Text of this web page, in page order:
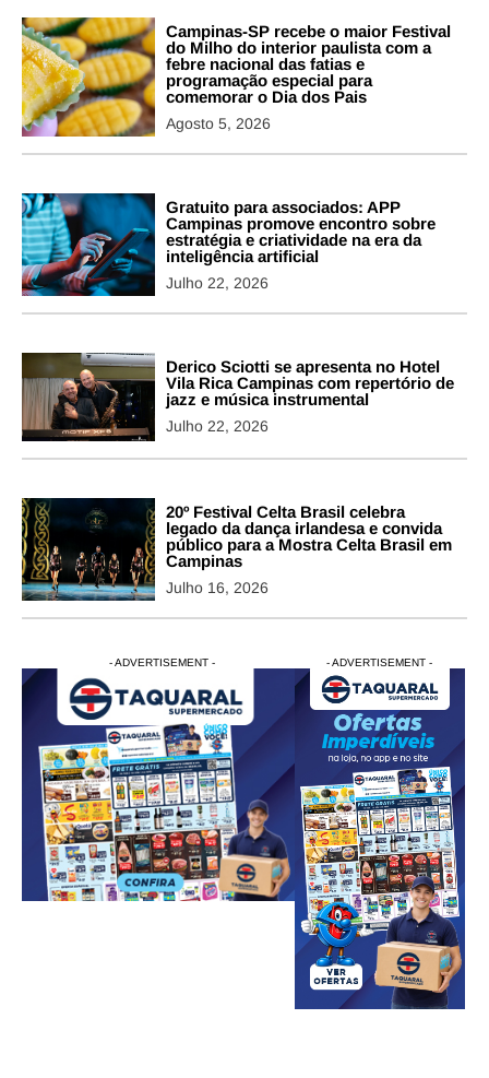
Campinas-SP recebe o maior Festival
do Milho do interior paulista com a
febre nacional das fatias e
programação especial para
comemorar o Dia dos Pais
Agosto 5, 2026
Gratuito para associados: APP
Campinas promove encontro sobre
estratégia e criatividade na era da
inteligência artificial
Julho 22, 2026
Derico Sciotti se apresenta no Hotel
Vila Rica Campinas com repertório de
jazz e música instrumental
Julho 22, 2026
20º Festival Celta Brasil celebra
legado da dança irlandesa e convida
público para a Mostra Celta Brasil em
Campinas
Julho 16, 2026
- ADVERTISEMENT - -
- ADVERTISEMENT - - ADVERTISEMENT -